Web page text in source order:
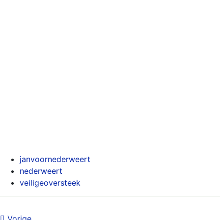
janvoornederweert
nederweert
veiligeoversteek